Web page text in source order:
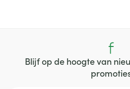
Blijf op de hoogte van